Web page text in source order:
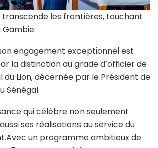
transcende les frontières, touchant
engagement exceptionnel est
la distinction au grade d’officier de
du Lion, décernée par le Président de
Sénégal.
qui célèbre non seulement
ses réalisations au service du
un programme ambitieux de